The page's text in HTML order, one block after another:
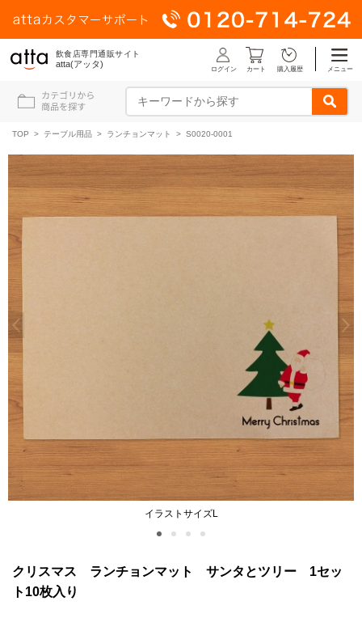
飲食店専門通販サイト
atta(アッタ) ログイン カート 購入履歴 メニュー
TOP > テーブル用品 > ランチョンマット > S0020-0001
イラストサイズL
クリスマス ランチョンマット サンタとツリー 1セッ
ト10枚入り